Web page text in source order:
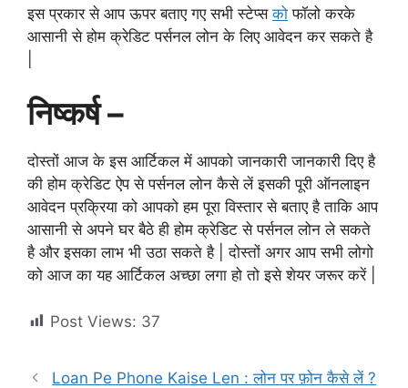
इस प्रकार से आप ऊपर बताए गए सभी स्टेप्सको फॉलो करके
आसानी से होम क्रेडिट पर्सनल लोन के लिए आवेदन कर सकते है
निष्कर्ष –
दोस्तों आज के इस आर्टिकल में आपको जानकारी जानकारी दिए है
की होम क्रेडिट ऐप से पर्सनल लोन कैसे लें इसकी पूरी ऑनलाइन
आवेदन प्रक्रिया को आपको हम पूरा विस्तार से बताए है ताकि आप
आसानी से अपने घर बैठे ही होम क्रेडिट से पर्सनल लोन ले सकते
है और इसका लाभ भी उठा सकते है | दोस्तों अगर आप सभी लोगो
को आज का यह आर्टिकल अच्छा लगा हो तो इसे शेयर जरूर करें |
Post Views: 37
Loan Pe Phone Kaise Len : लोन पर फ़ोन कैसे लें ?